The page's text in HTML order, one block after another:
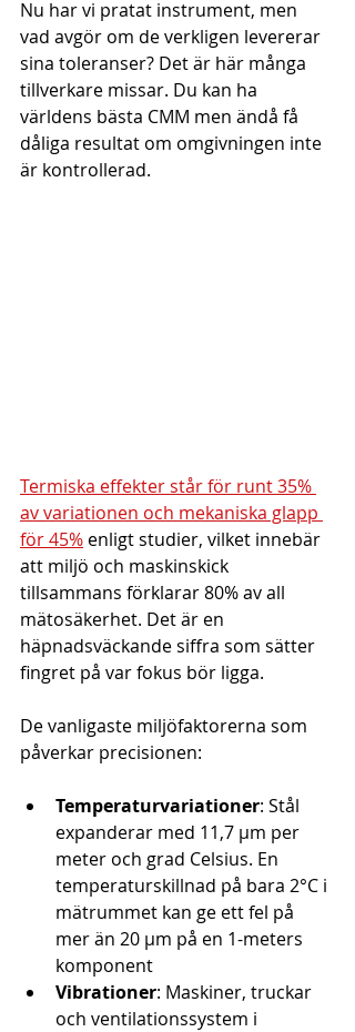
Nu har vi pratat instrument, men
vad avgör om de verkligen levererar
sina toleranser? Det är här många
tillverkare missar. Du kan ha
världens bästa CMM men ändå få
dåliga resultat om omgivningen inte
är kontrollerad.
Termiska effekter står för runt 35%
av variationen och mekaniska glapp
för 45% enligt studier, vilket innebär
att miljö och maskinskick
tillsammans förklarar 80% av all
mätosäkerhet. Det är en
häpnadsväckande siffra som sätter
fingret på var fokus bör ligga.
De vanligaste miljöfaktorerna som
påverkar precisionen:
Temperaturvariationer: Stål
expanderar med 11,7 μm per
meter och grad Celsius. En
temperaturskillnad på bara 2°C i
mätrummet kan ge ett fel på
mer än 20 μm på en 1-meters
komponent
Vibrationer: Maskiner, truckar
och ventilationssystem i